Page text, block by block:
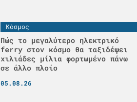
Κόσμος
Πώς το μεγαλύτερο ηλεκτρικό
ferry στον κόσμο θα ταξιδέψει
χιλιάδες μίλια φορτωμένο πάνω
σε άλλο πλοίο
05.08.26